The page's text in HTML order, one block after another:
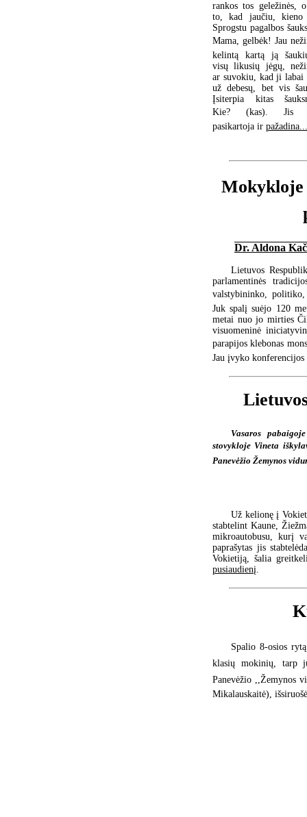
rankos tos geležinės,
to, kad jaučiu, kieno
Sprogstu pagalbos
Mama, gelbėk! Jau
kelintą kartą ją
visų likusių jėgų,
ar suvokiu, kad ji
už debesų, bet vis
Įsiterpia kitas
Kie? (kas). Jis
pasikartoja ir pažadina...
Mokykloje
Dr. Aldona
Lietuvos
parlamentinės
valstybininko, politiko,
Juk spalį suėjo 120
metai nuo jo mirties
visuomeninė
parapijos klebonas
Jau įvyko
Vasaros
stovykloje Vineta
Panevėžio Žemynos
Už kelionę į
stabtelint Kaune,
mikroautobusu, kurį
paprašytas jis
Vokietiją, šalia
pusiaudienį
Spalio 8-osios
klasių mokinių, tarp
Panevėžio
Mikalauskaitė),